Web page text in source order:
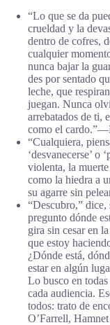
“Lo que se da
crueldad y la
dentro de cofres,
cualquier
nunca bajar la
des por sentado
leche, que
juegan. Nunca
arrebatados de ti,
como el
“Cualquiera,
‘desvanecerse’ o
violenta, la
como la hiedra a
su agarre sin
“Descubro,” dice,
pregunto dónde
gira sin cesar en
que estoy
¿Dónde está,
estar en algún
Lo busco en
cada audiencia.
todos: trato de
O’Farrell, Hamnet